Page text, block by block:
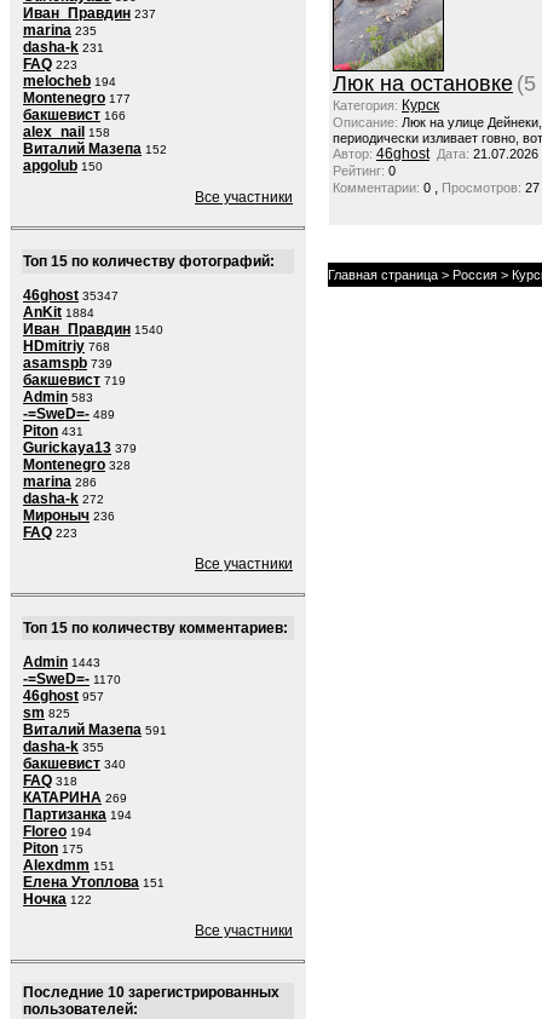
Иван_Правдин 237
marina 235
dasha-k 231
FAQ 223
melocheb 194
Montenegro 177
бакшевист 166
alex_nail 158
Виталий Мазепа 152
apgolub 150
Все участники
Топ 15 по количеству фотографий:
46ghost 35347
AnKit 1884
Иван_Правдин 1540
HDmitriy 768
asamspb 739
бакшевист 719
Admin 583
-=SweD=- 489
Piton 431
Gurickaya13 379
Montenegro 328
marina 286
dasha-k 272
Мироныч 236
FAQ 223
Все участники
Топ 15 по количеству комментариев:
Admin 1443
-=SweD=- 1170
46ghost 957
sm 825
Виталий Мазепа 591
dasha-k 355
бакшевист 340
FAQ 318
КАТАРИНА 269
Партизанка 194
Floreo 194
Piton 175
Alexdmm 151
Елена Утоплова 151
Ночка 122
Все участники
Последние 10 зарегистрированных
пользователей:
Люк на остановке (5
Категория: Курск
Описание: Люк на улице
периодически изливает говно,
Автор: 46ghost Дата: 21.07.2026
Рейтинг: 0
Комментарии: 0 , Просмотров: 27
Главная страница > Россия >